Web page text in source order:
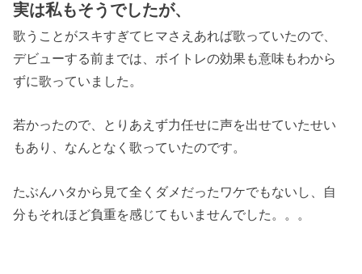
実は私もそうでしたが、
歌うことがスキすぎてヒマさえあれば歌っていたので、
デビューする前までは、ボイトレの効果も意味もわから
ずに歌っていました。
若かったので、とりあえず力任せに声を出せていたせい
もあり、なんとなく歌っていたのです。
たぶんハタから見て全くダメだったワケでもないし、自
分もそれほど負重を感じてもいませんでした。。。